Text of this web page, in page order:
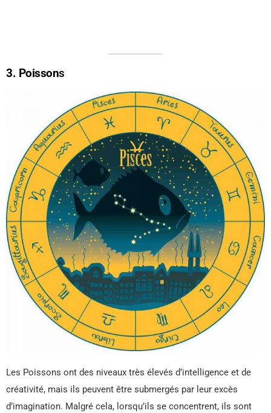
3. Poissons
Les Poissons ont des niveaux très élevés d’intelligence et de
créativité, mais ils peuvent être submergés par leur excès
d’imagination. Malgré cela, lorsqu’ils se concentrent, ils sont